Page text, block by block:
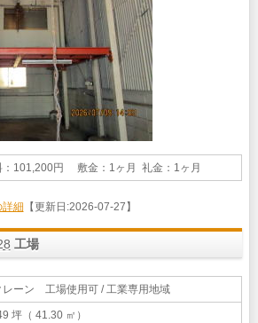
：101,200円 敷金：1ヶ月 礼金：1ヶ月
細 【更新日:2026-07-27】
工場
ーン 工場使用可 / 工業専用地域
坪（ 41.30 ㎡）